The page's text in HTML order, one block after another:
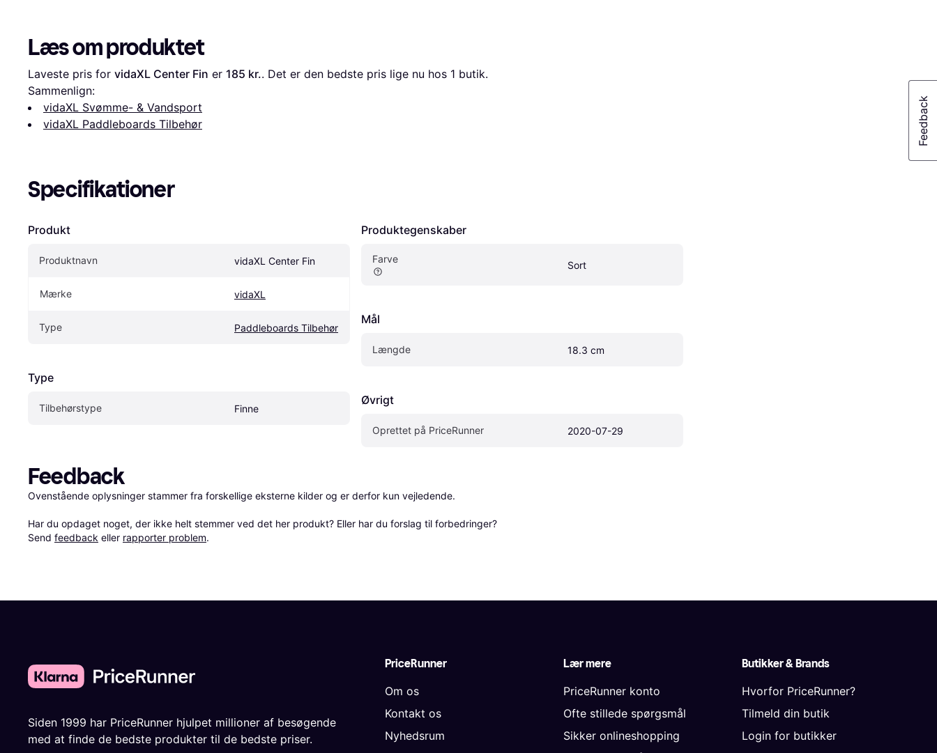
Læs om produktet
Laveste pris for vidaXL Center Fin er 185 kr.. Det er den bedste pris lige nu hos 1 butik.
Sammenlign:
vidaXL Svømme- & Vandsport
vidaXL Paddleboards Tilbehør
Specifikationer
Produkt
Produktnavn vidaXL Center Fin
Mærke vidaXL
Type Paddleboards Tilbehør
Type
Tilbehørstype Finne
Produktegenskaber
Farve
Sort
Mål
Længde 18.3 cm
Øvrigt
Oprettet på PriceRunner 2020-07-29
Feedback
Ovenstående oplysninger stammer fra forskellige eksterne kilder og er derfor kun vejledende.
Har du opdaget noget, der ikke helt stemmer ved det her produkt? Eller har du forslag til forbedringer?
Send feedback eller rapporter problem.
PriceRunner
Om os
Kontakt os
Nyhedsrum
Lær mere
PriceRunner konto
Ofte stillede spørgsmål
Sikker onlineshopping
Butikker & Brands
Hvorfor PriceRunner?
Tilmeld din butik
Login for butikker
Siden 1999 har PriceRunner hjulpet millioner af besøgende
med at finde de bedste produkter til de bedste priser.